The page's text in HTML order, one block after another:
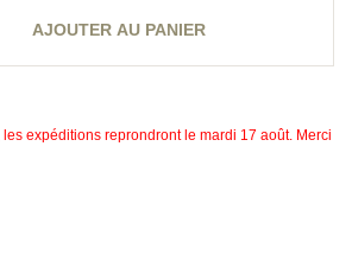
AJOUTER AU PANIER
expéditions reprondront le mardi 17 août. Merci